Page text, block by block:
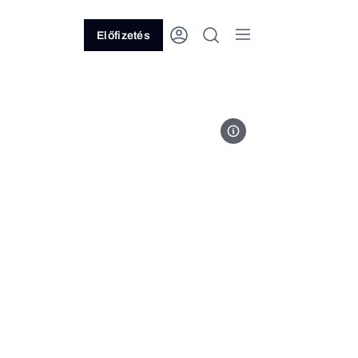
Előfizetés
The White House / Facebook